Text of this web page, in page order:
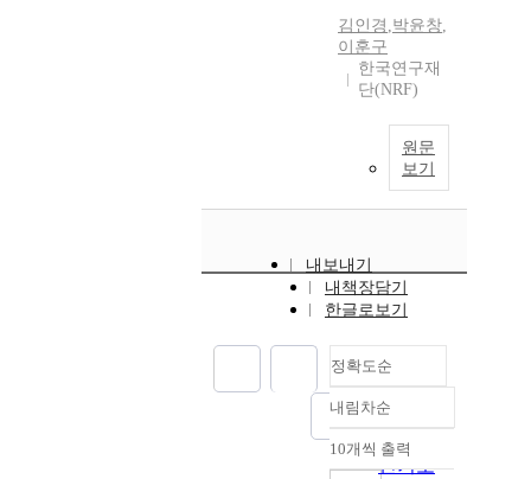
김인경 ,박윤창,
이훈구
한국연구재
단(NRF)
원문
보기
내보내기
내책장담기
한글로보기
정확도순
정확도
순
인기도
내림차순
내림차순
10개씩 출력